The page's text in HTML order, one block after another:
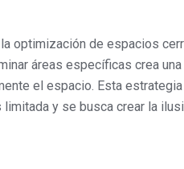
optimización de espacios
áreas específicas crea
el espacio. Esta
y se busca crear la